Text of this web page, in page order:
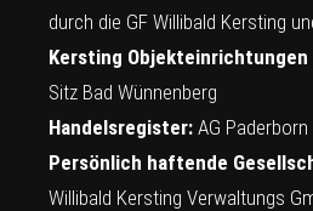
durch die GF Willibald Kersting
Kersting Objekteinrichtungen
Sitz Bad Wünnenberg
Handelsregister: AG Paderborn
Persönlich haftende
Willibald Kersting Verwaltungs